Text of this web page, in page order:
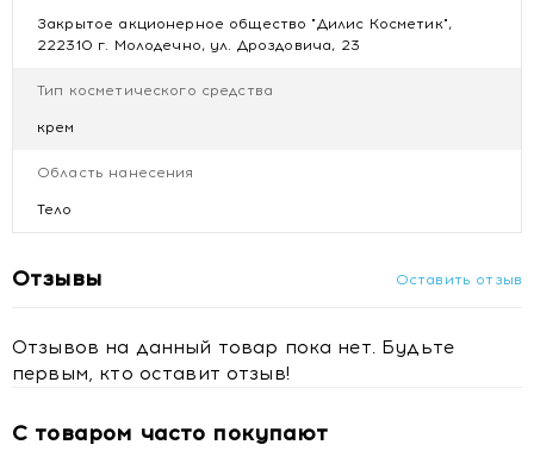
Закрытое акционерное общество "Дилис Косметик",
222310 г. Молодечно, ул. Дроздовича, 23
Тип косметического средства
крем
Область нанесения
Тело
Отзывы Оставить отзыв
Отзывов на данный товар пока нет. Будьте
первым, кто оставит отзыв!
С товаром часто покупают